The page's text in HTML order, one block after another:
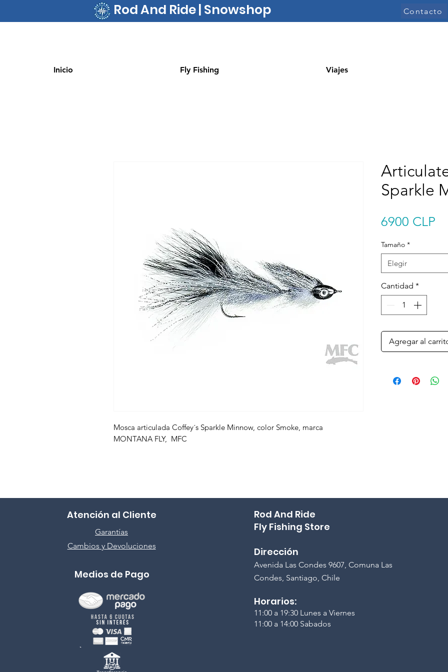
Contacto
Rod And Ride | Snowshop
Inicio Fly Fishing Viajes
Mosca articulada Coffey´s Sparkle Minnow, color Smoke, marca
MONTANA FLY, MFC
Sparkle
6900 CLP
Tamaño *
Elegir
Cantidad *
Agregar al
Atención al Cliente
Garantías
Cambios y Devoluciones
Medios de Pago
Rod And Ride
Fly Fishing Store
Dirección
Avenida Las Condes 9607, Comuna Las
Condes, Santiago, Chile
Horarios:
11:00 a 19:30 Lunes a Viernes
11:00 a 14:00 Sabados